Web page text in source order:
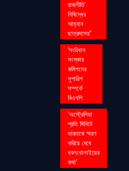
রাজনীতি’
নিষিদ্ধের
আহ্বান
ছাত্রদলের''
'সংবিধান
সংস্কার
কমিশনের
সুপারিশ
সম্পর্কে
বিএনপি
‘অস্ট্রেলিয়া
প্রতি মিনিটে
ভারতকে স্মরণ
করিয়ে দেবে
ধবলধোলাইয়ের
কথা’